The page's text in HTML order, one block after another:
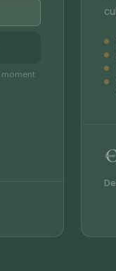
moment